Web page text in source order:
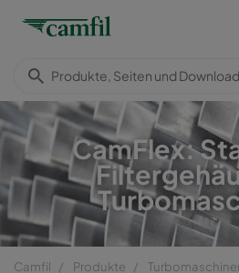
CamFlex:
Camfil Produkte